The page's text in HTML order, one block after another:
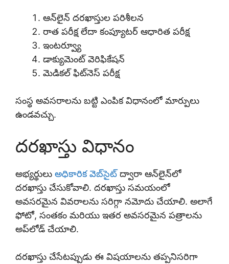
ఆన్‌లైన్ దరఖాస్తుల పరిశీలన
రాత పరీక్ష లేదా కంప్యూటర్ ఆధారిత పరీక్ష
ఇంటర్వ్యూ
డాక్యుమెంట్ వెరిఫికేషన్
మెడికల్ ఫిట్‌నెస్ పరీక్ష
సంస్థ అవసరాలను బట్టి ఎంపిక విధానంలో మార్పులు
ఉండవచ్చు.
దరఖాస్తు విధానం
అభ్యర్థులు అధికారిక వెబ్‌సైట్ద్వారా ఆన్‌లైన్‌లో
దరఖాస్తు చేసుకోవాలి. దరఖాస్తు సమయంలో
అవసరమైన వివరాలను సరిగ్గా నమోదు చేయాలి. అలాగే
ఫోటో, సంతకం మరియు ఇతర అవసరమైన పత్రాలను
అప్‌లోడ్ చేయాలి.
దరఖాస్తు చేసేటప్పుడు ఈ విషయాలను తప్పనిసరిగా